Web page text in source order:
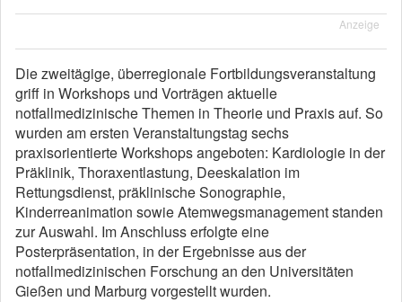
Anzeige
Die zweitägige, überregionale Fortbildungsveranstaltung
griff in Workshops und Vorträgen aktuelle
notfallmedizinische Themen in Theorie und Praxis auf. So
wurden am ersten Veranstaltungstag sechs
praxisorientierte Workshops angeboten: Kardiologie in der
Präklinik, Thoraxentlastung, Deeskalation im
Rettungsdienst, präklinische Sonographie,
Kinderreanimation sowie Atemwegsmanagement standen
zur Auswahl. Im Anschluss erfolgte eine
Posterpräsentation, in der Ergebnisse aus der
notfallmedizinischen Forschung an den Universitäten
Gießen und Marburg vorgestellt wurden.